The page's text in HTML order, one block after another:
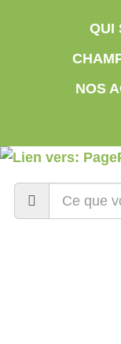
QUI
NOS